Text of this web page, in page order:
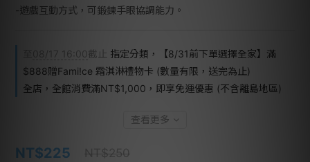
-遊戲互動方式，可鍛鍊手眼協調能力。
08/17 16:00截止 指定分類，【8/31前下單選擇全家】滿
$888贈Fami!ce 霜淇淋禮物卡 (數量有限，送完為止)
全店，全館消費滿NT$1,000，即享免運優惠 (不含離島地區)
查看更多
NT$225 NT$250